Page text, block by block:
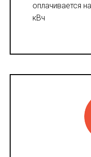
оплачивается
кВч